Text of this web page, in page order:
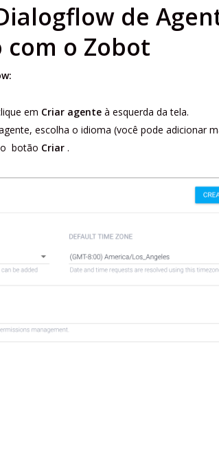
de
o Zobot
em Criar agenteà esquerda da tela.
escolha o idioma (você pode adicionar
botão Criar.